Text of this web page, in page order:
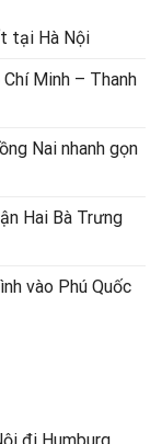
tại Hà Nội
Minh – Thanh
Nai nhanh gọn
Hai Bà Trưng
vào Phú Quốc